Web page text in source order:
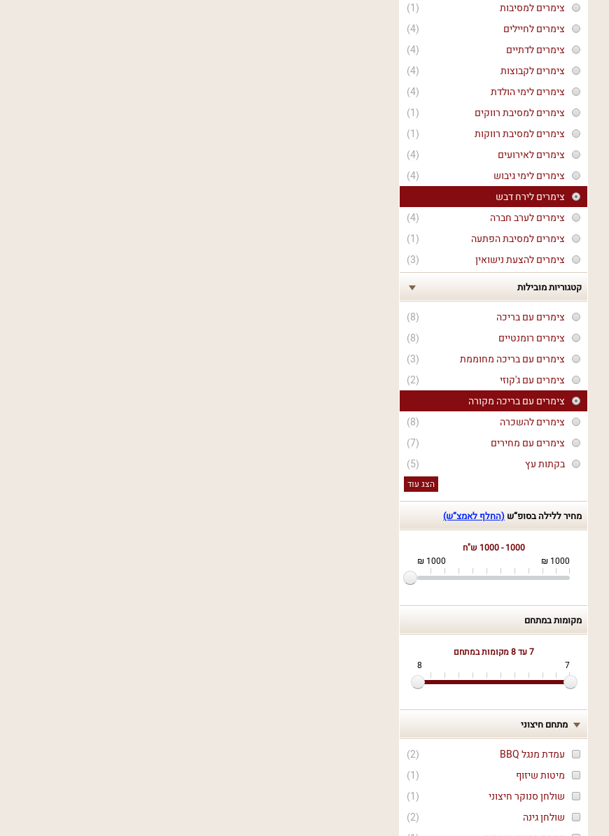
(1)
צימרים למסיבות
(4)
צימרים לחיילים
(4)
צימרים לדתיים
(4)
צימרים לקבוצות
(4)
צימרים לימי הולדת
(1)
צימרים למסיבת רווקים
(1)
צימרים למסיבת רווקות
(4)
צימרים לאירועים
(4)
צימרים לימי גיבוש
צימרים לירח דבש
(4)
צימרים לערב חברה
(1)
צימרים למסיבת הפתעה
(3)
צימרים להצעת נישואין
קטגוריות מובילות
(8)
צימרים עם בריכה
(8)
צימרים רומנטיים
(3)
צימרים עם בריכה מחוממת
(2)
צימרים עם ג'קוזי
צימרים עם בריכה מקורה
(8)
צימרים להשכרה
(7)
צימרים עם מחירים
(5)
בקתות עץ
הצג עוד
מחיר ללילה בסופ“ש (החלף לאמצ“ש)
1000 - 1000 ש"ח
1000 ₪
1000 ₪
מקומות במתחם
7 עד 8
מקומות במתחם
7
8
מתחם חיצוני
(
2
)
עמדת מנגל BBQ
(
1
)
מיטות שיזוף
(
1
)
שולחן סנוקר חיצוני
(
2
)
שולחן גינה